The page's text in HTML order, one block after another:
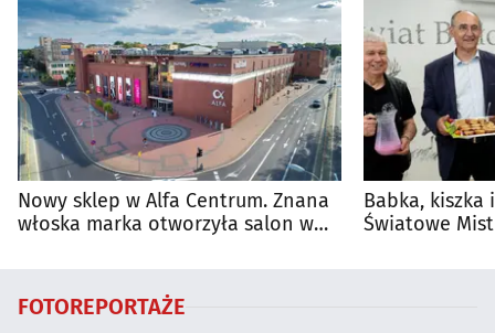
Nowy sklep w Alfa Centrum. Znana
włoska marka otworzyła salon w
Babka, kiszka
Światowe
FOTOREPORTAŻE